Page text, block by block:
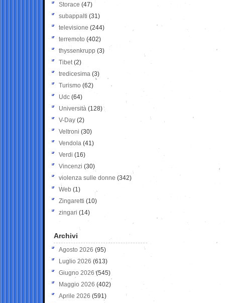
Storace (47)
subappalti (31)
televisione(244)
terremoto (402)
thyssenkrupp (3)
Tibet(2)
tredicesima (3)
Turismo (62)
Udc (64)
Università (128)
V-Day (2)
Veltroni (30)
Vendola (41)
Verdi (16)
Vincenzi (30)
violenza sulle donne (342)
Web (1)
Zingaretti (10)
zingari (14)
Archivi
Agosto 2026 (95)
Luglio 2026 (613)
Giugno 2026 (545)
Maggio 2026 (402)
Aprile 2026 (591)